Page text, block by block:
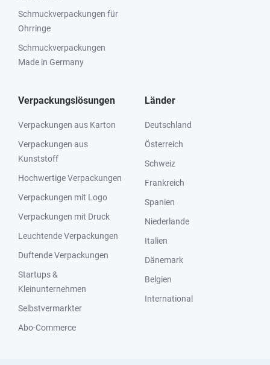
Schmuckverpackungen für
Ohrringe
Schmuckverpackungen
Made in Germany
Verpackungslösungen
Verpackungen aus Karton
Verpackungen aus
Kunststoff
Hochwertige Verpackungen
Verpackungen mit Logo
Verpackungen mit Druck
Leuchtende Verpackungen
Duftende Verpackungen
Startups &
Kleinunternehmen
Selbstvermarkter
Abo-Commerce
Länder
Deutschland
Österreich
Schweiz
Frankreich
Spanien
Niederlande
Italien
Dänemark
Belgien
International